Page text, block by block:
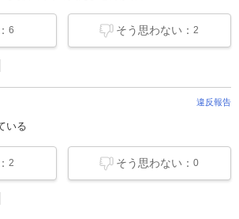
そう思わない：2
6
違反報告
いる
そう思わない：0
2